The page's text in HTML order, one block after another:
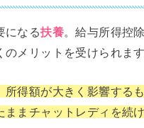
になる扶養。給与所得控
メリットを受けられます
所得額が大きく影響する
まチャットレディを続